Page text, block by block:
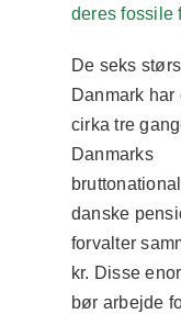
deres fossile
De seks
Danmark
cirka tre
Danmarks
danske
forvalter
kr. Disse
bør arbejde